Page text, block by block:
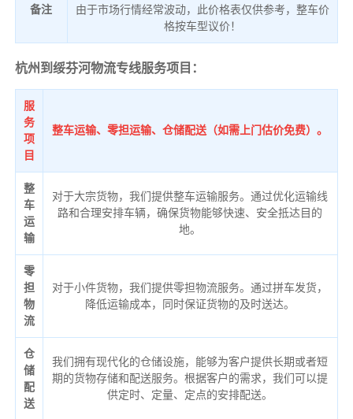
备注
由于市场行情经常波动，此价格表仅供参考，整车价
格按车型议价！
杭州到绥芬河物流专线服务项目：
服
务
项
目
整车运输、零担运输、仓储配送（如需上门估价免费）。
整
车
运
输
对于大宗货物，我们提供整车运输服务。通过优化运输线
路和合理安排车辆，确保货物能够快速、安全抵达目的
地。
零
担
物
流
对于小件货物，我们提供零担物流服务。通过拼车发货，
降低运输成本，同时保证货物的及时送达。
仓
储
配
送
我们拥有现代化的仓储设施，能够为客户提供长期或者短
期的货物存储和配送服务。根据客户的需求，我们可以提
供定时、定量、定点的安排配送。